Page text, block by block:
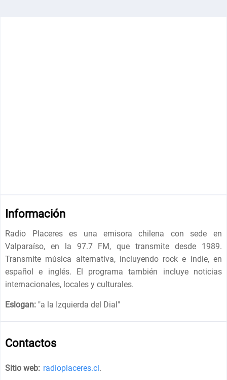
Información
Radio Placeres es una emisora ​​chilena con sede en
Valparaíso, en la 97.7 FM, que transmite desde 1989.
Transmite música alternativa, incluyendo rock e indie, en
español e inglés. El programa también incluye noticias
internacionales, locales y culturales.
Eslogan: "a la Izquierda del Dial"
Contactos
Sitio web: radioplaceres.cl.